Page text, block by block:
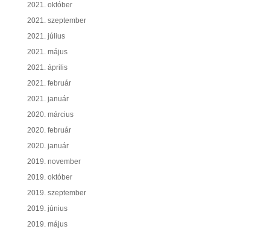
2021. október
2021. szeptember
2021. július
2021. május
2021. április
2021. február
2021. január
2020. március
2020. február
2020. január
2019. november
2019. október
2019. szeptember
2019. június
2019. május